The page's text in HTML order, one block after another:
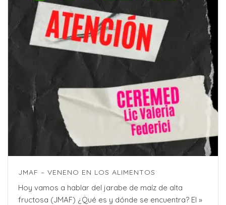
JMAF – VENENO EN LOS ALIMENTOS
Hoy vamos a hablar del jarabe de maíz de alta
fructosa (JMAF) ¿Qué es y dónde se encuentra? El »